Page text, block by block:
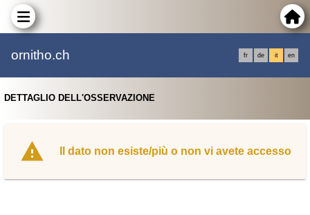
ornitho.ch fr de it en
DETTAGLIO DELL'OSSERVAZIONE
Il dato non esiste/più o non vi avete accesso